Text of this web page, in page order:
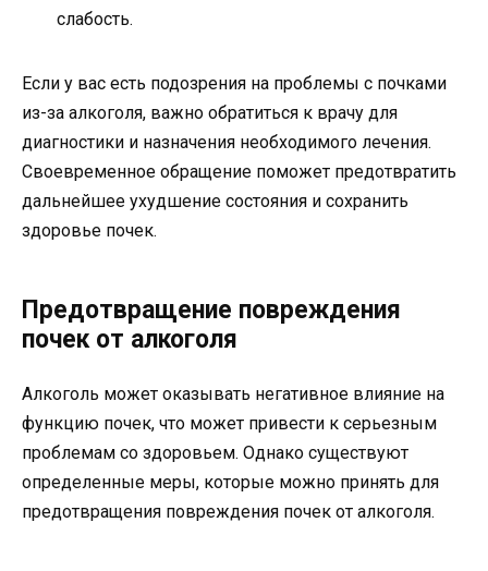
слабость.
Если у вас есть подозрения на проблемы с почками
из-за алкоголя, важно обратиться к врачу для
диагностики и назначения необходимого лечения.
Своевременное обращение поможет предотвратить
дальнейшее ухудшение состояния и сохранить
здоровье почек.
Предотвращение повреждения
почек от алкоголя
Алкоголь может оказывать негативное влияние на
функцию почек, что может привести к серьезным
проблемам со здоровьем. Однако существуют
определенные меры, которые можно принять для
предотвращения повреждения почек от алкоголя.